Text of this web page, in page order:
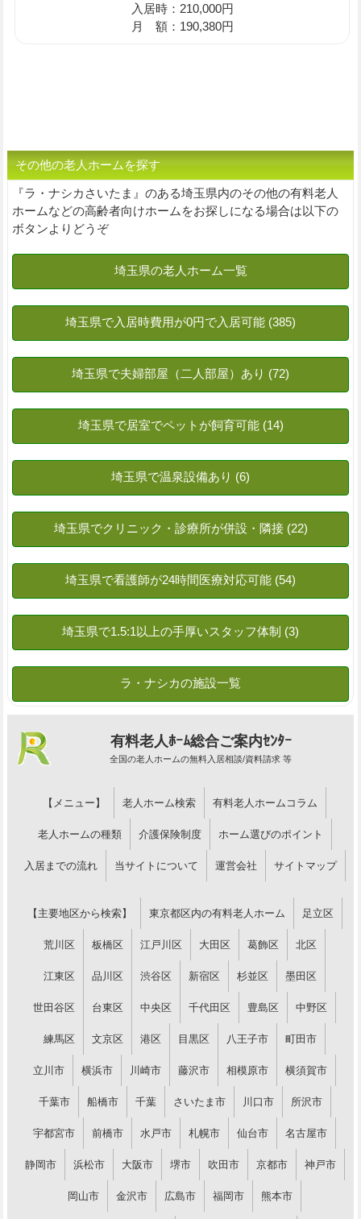
入居時：210,000円
月 額：190,380円
その他の老人ホームを探す
『ラ・ナシカさいたま』のある埼玉県内のその他の有料老人
ホームなどの高齢者向けホームをお探しになる場合は以下の
ボタンよりどうぞ
有料老人ﾎｰﾑ総合ご案内ｾﾝﾀｰ
全国の老人ホームの無料入居相談/資料請求 等
【メニュー】 老人ホーム検索 有料老人ホームコラム
老人ホームの種類 介護保険制度 ホーム選びのポイント
入居までの流れ 当サイトについて 運営会社 サイトマップ
【主要地区から検索】 東京都区内の有料老人ホーム 足立区
荒川区 板橋区 江戸川区 大田区 葛飾区 北区
江東区 品川区 渋谷区 新宿区 杉並区 墨田区
世田谷区 台東区 中央区 千代田区 豊島区 中野区
練馬区 文京区 港区 目黒区 八王子市 町田市
立川市 横浜市 川崎市 藤沢市 相模原市 横須賀市
千葉市 船橋市 千葉 さいたま市 川口市 所沢市
宇都宮市 前橋市 水戸市 札幌市 仙台市 名古屋市
静岡市 浜松市 大阪市 堺市 吹田市 京都市 神戸市
岡山市 金沢市 広島市 福岡市 熊本市